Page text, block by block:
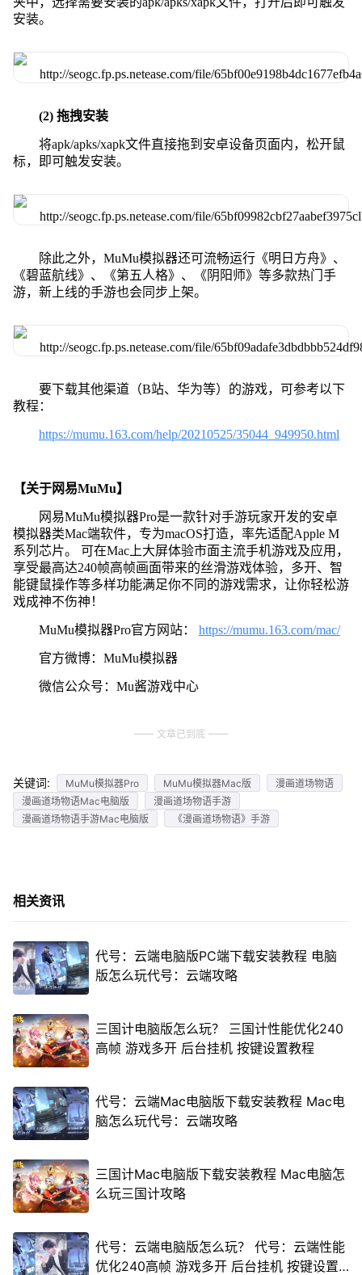
安装。
(2) 拖拽安装
将apk/apks/xapk文件直接拖到安卓设备页面内，松开鼠
标，即可触发安装。
除此之外，MuMu模拟器还可流畅运行《明日方舟》、
《碧蓝航线》、《第五人格》、《阴阳师》等多款热门手
游，新上线的手游也会同步上架。
要下载其他渠道（B站、华为等）的游戏，可参考以下
教程：
https://mumu.163.com/help/20210525/35044_949950.html
【关于网易MuMu】
网易MuMu模拟器Pro是一款针对手游玩家开发的安卓
模拟器类Mac端软件，专为macOS打造，率先适配Apple M
系列芯片。 可在Mac上大屏体验市面主流手机游戏及应用，
享受最高达240帧高帧画面带来的丝滑游戏体验，多开、智
能键鼠操作等多样功能满足你不同的游戏需求，让你轻松游
戏成神不伤神！
MuMu模拟器Pro官方网站： https://mumu.163.com/mac/
官方微博：MuMu模拟器
微信公众号：Mu酱游戏中心
文章已到底
关键词: MuMu模拟器Pro MuMu模拟器Mac版
漫画道场物语
漫画道场物语Mac电脑版
漫画道场物语手游
漫画道场物语手游Mac电脑版
《漫画道场物语》手游
相关资讯
代号：云端电脑版PC端下载安装教程 电脑
版怎么玩代号：云端攻略
三国计电脑版怎么玩？ 三国计性能优化240
高帧 游戏多开 后台挂机 按键设置教程
代号：云端Mac电脑版下载安装教程 Mac电
脑怎么玩代号：云端攻略
三国计Mac电脑版下载安装教程 Mac电脑怎
么玩三国计攻略
代号：云端电脑版怎么玩？ 代号：云端性能
优化240高帧 游戏多开 后台挂机 按键设置